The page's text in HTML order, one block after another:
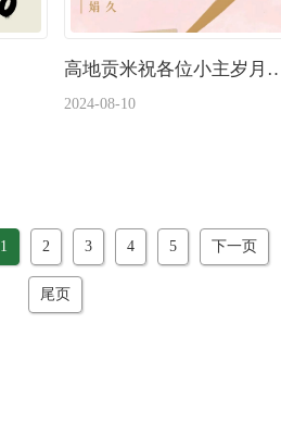
高地贡米祝各位小主岁
2024-08-10
1 2 3 4 5 下一页
尾页